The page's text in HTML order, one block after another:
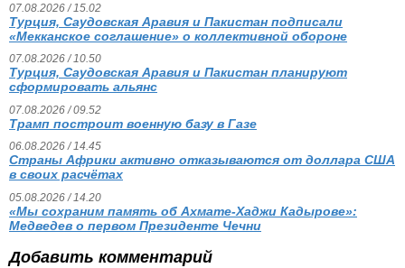
07.08.2026 / 15.02
Турция, Саудовская Аравия и Пакистан подписали
«Мекканское соглашение» о коллективной обороне
07.08.2026 / 10.50
Турция, Саудовская Аравия и Пакистан планируют
сформировать альянс
07.08.2026 / 09.52
Трамп построит военную базу в Газе
06.08.2026 / 14.45
Страны Африки активно отказываются от доллара США
в своих расчётах
05.08.2026 / 14.20
«Мы сохраним память об Ахмате-Хаджи Кадырове»:
Медведев о первом Президенте Чечни
Добавить комментарий